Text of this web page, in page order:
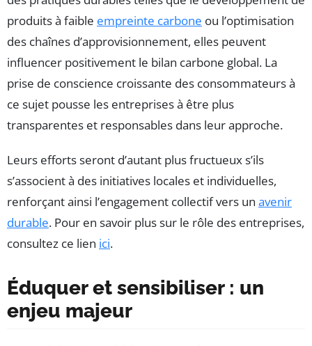
produits à faible empreinte carbone ou l’optimisation
des chaînes d’approvisionnement, elles peuvent
influencer positivement le bilan carbone global. La
prise de conscience croissante des consommateurs à
ce sujet pousse les entreprises à être plus
transparentes et responsables dans leur approche.
Leurs efforts seront d’autant plus fructueux s’ils
s’associent à des initiatives locales et individuelles,
renforçant ainsi l’engagement collectif vers un avenir
durable. Pour en savoir plus sur le rôle des entreprises,
consultez ce lien ici.
Éduquer et sensibiliser : un
enjeu majeur